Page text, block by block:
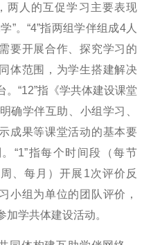
两人的互促学习主要表现
”。“4”指两组学伴组成4人
要开展合作、探究学习的
体范围，为学生搭建解决
。“12”指《学共体建设课堂
确学伴互助、小组学习、
成果等课堂活动的基本要
“1”指每个时间段（每节
、每月）开展1次评价反
小组为单位的团队评价，
加学共体建设活动。